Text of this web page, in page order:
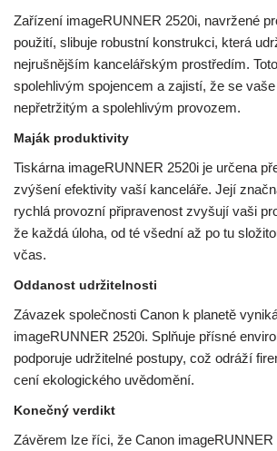
Zařízení imageRUNNER 2520i, navržené
použití, slibuje robustní konstrukci, která
nejrušnějším kancelářským prostředím.
spolehlivým spojencem a zajistí, že se
nepřetržitým a spolehlivým provozem.
Maják produktivity
Tiskárna imageRUNNER 2520i je určena
zvýšení efektivity vaší kanceláře. Její
rychlá provozní připravenost zvyšují vaši
že každá úloha, od té všední až po tu
včas.
Oddanost udržitelnosti
Závazek společnosti Canon k planetě
imageRUNNER 2520i. Splňuje přísné
podporuje udržitelné postupy, což odráží
cení ekologického uvědomění.
Konečný verdikt
Závěrem lze říci, že Canon imageRUNNER